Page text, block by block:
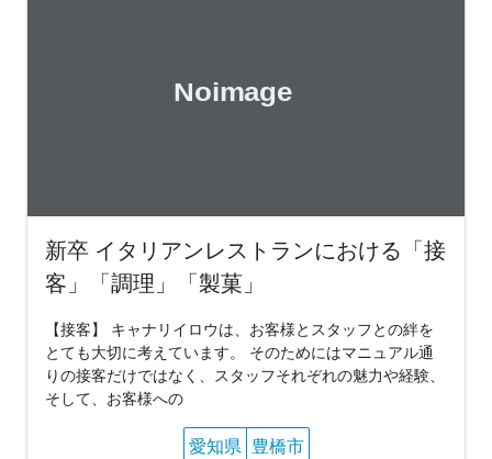
新卒 イタリアンレストランにおける「接
客」「調理」「製菓」
【接客】 キャナリイロウは、お客様とスタッフとの絆を
とても大切に考えています。 そのためにはマニュアル通
りの接客だけではなく、スタッフそれぞれの魅力や経験、
そして、お客様への
愛知県 豊橋市